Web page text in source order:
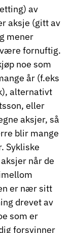
av
aksje (gitt av
mener
fornuftig.
noe som
år (f.eks
alternativt
eller
aksjer, så
blir mange
Sykliske
når de
er nær sitt
drevet av
som er
forsvinner